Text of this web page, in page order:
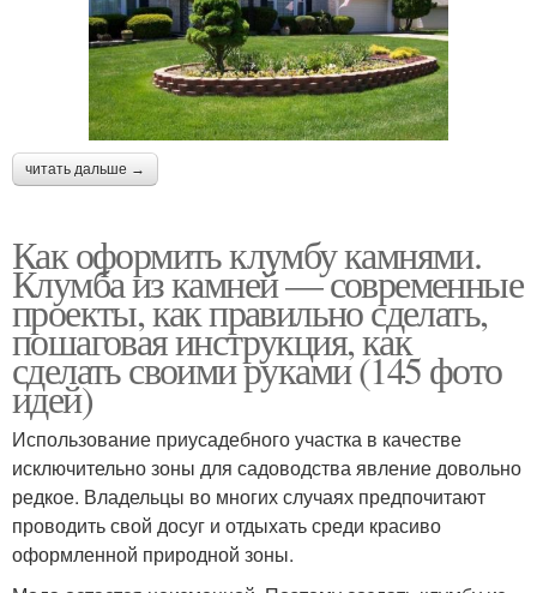
читать дальше →
Как оформить клумбу камнями.
Клумба из камней — современные
проекты, как правильно сделать,
пошаговая инструкция, как
сделать своими руками (145 фото
идей)
Использование приусадебного участка в качестве
исключительно зоны для садоводства явление довольно
редкое. Владельцы во многих случаях предпочитают
проводить свой досуг и отдыхать среди красиво
оформленной природной зоны.